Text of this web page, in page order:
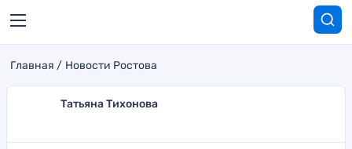
Главная Новости Ростова
Татьяна Тихонова